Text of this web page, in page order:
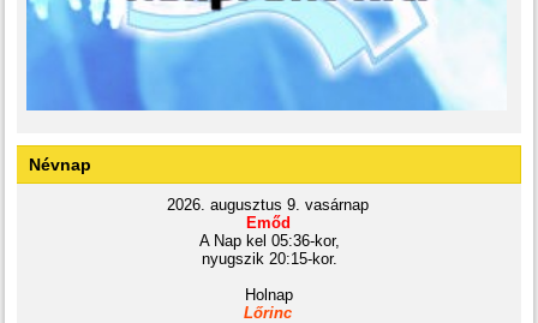
Névnap
2026. augusztus 9. vasárnap
Emőd
A Nap kel 05:36-kor,
nyugszik 20:15-kor.
Holnap
Lőrinc